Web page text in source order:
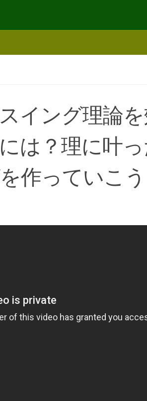
イング理論を
は？理に叶
作っていこう